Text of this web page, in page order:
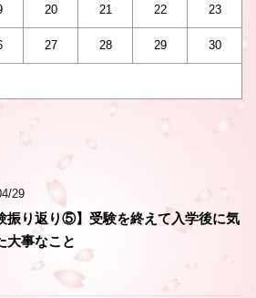
20 21 22 23
27 28 29 30
29
振り返り⑤】受験を終えて入学後に気
大事なこと